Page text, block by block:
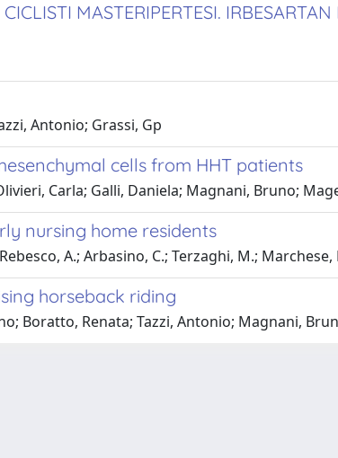
MASTERIPERTESI.
Antonio; Grassi, Gp
cells from HHT patients
Carla; Galli, Daniela; Magnani, Bruno;
nursing home residents
A.; Arbasino, C.; Terzaghi, M.; Marchese,
horseback riding
Boratto, Renata; Tazzi, Antonio; Magnani,